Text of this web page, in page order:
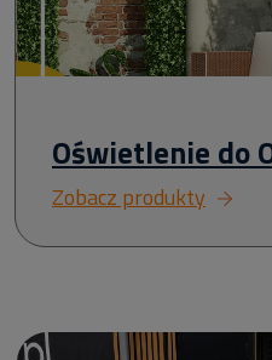
Oświetlenie do
Zobacz produkty